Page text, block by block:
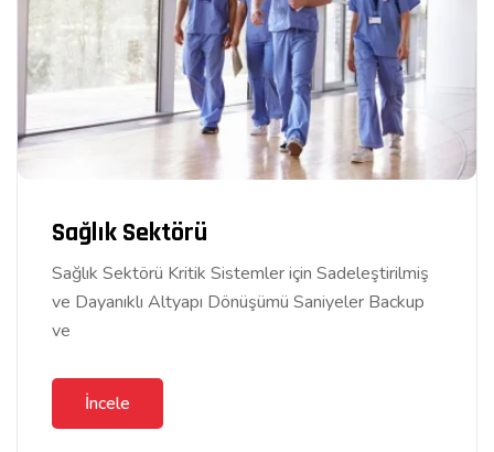
Sağlık Sektörü
Sağlık Sektörü Kritik Sistemler için Sadeleştirilmiş
ve Dayanıklı Altyapı Dönüşümü Saniyeler Backup
ve
İncele